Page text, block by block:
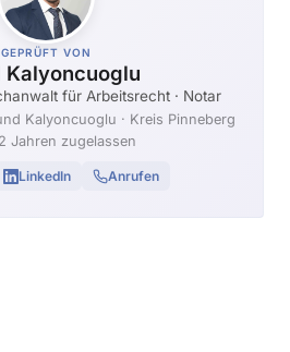
GEPRÜFT VON
Kalyoncuoglu
für Arbeitsrecht · Notar
Kalyoncuoglu · Kreis Pinneberg
Jahren zugelassen
LinkedIn Anrufen